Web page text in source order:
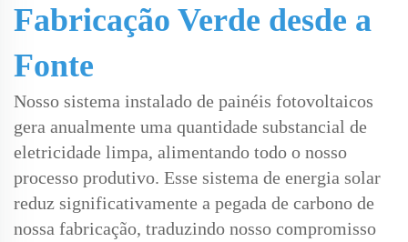
Fabricação Verde desde a
Fonte
Nosso sistema instalado de painéis fotovoltaicos
gera anualmente uma quantidade substancial de
eletricidade limpa, alimentando todo o nosso
processo produtivo. Esse sistema de energia solar
reduz significativamente a pegada de carbono de
nossa fabricação, traduzindo nosso compromisso